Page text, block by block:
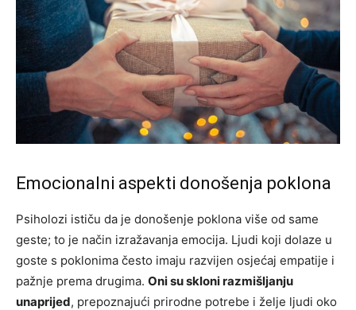
Emocionalni aspekti donošenja poklona
Psiholozi ističu da je donošenje poklona više od same
geste; to je način izražavanja emocija. Ljudi koji dolaze u
goste s poklonima često imaju razvijen osjećaj empatije i
pažnje prema drugima. Oni su skloni razmišljanju
unaprijed, prepoznajući prirodne potrebe i želje ljudi oko